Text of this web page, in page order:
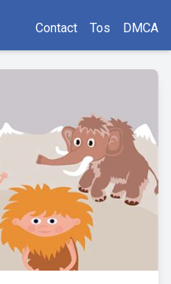
Contact Tos DMCA